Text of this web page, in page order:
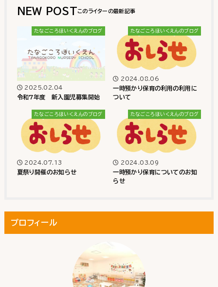
NEW POST
たなごころほいくえんのブログ
2025.02.04
令和7年度 新入園児募集開始
たなごころほいくえんのブログ
2024.08.06
一時預かり保育の利用の利用に
ついて
たなごころほいくえんのブログ
2024.07.13
夏祭り開催のお知らせ
たなごころほいくえんのブログ
2024.03.09
一時預かり保育についてのお知
らせ
プロフィール